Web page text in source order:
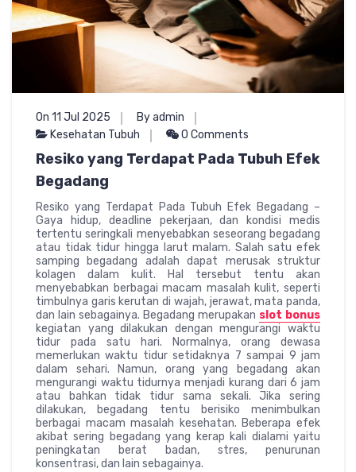
On 11 Jul 2025
By admin
Kesehatan Tubuh
0 Comments
Resiko yang Terdapat Pada Tubuh Efek
Begadang
Resiko yang Terdapat Pada Tubuh Efek Begadang –
Gaya hidup, deadline pekerjaan, dan kondisi medis
tertentu seringkali menyebabkan seseorang begadang
atau tidak tidur hingga larut malam. Salah satu efek
samping begadang adalah dapat merusak struktur
kolagen dalam kulit. Hal tersebut tentu akan
menyebabkan berbagai macam masalah kulit, seperti
timbulnya garis kerutan di wajah, jerawat, mata panda,
dan lain sebagainya. Begadang merupakan slot bonus
kegiatan yang dilakukan dengan mengurangi waktu
tidur pada satu hari. Normalnya, orang dewasa
memerlukan waktu tidur setidaknya 7 sampai 9 jam
dalam sehari. Namun, orang yang begadang akan
mengurangi waktu tidurnya menjadi kurang dari 6 jam
atau bahkan tidak tidur sama sekali. Jika sering
dilakukan, begadang tentu berisiko menimbulkan
berbagai macam masalah kesehatan. Beberapa efek
akibat sering begadang yang kerap kali dialami yaitu
peningkatan berat badan, stres, penurunan
konsentrasi, dan lain sebagainya.